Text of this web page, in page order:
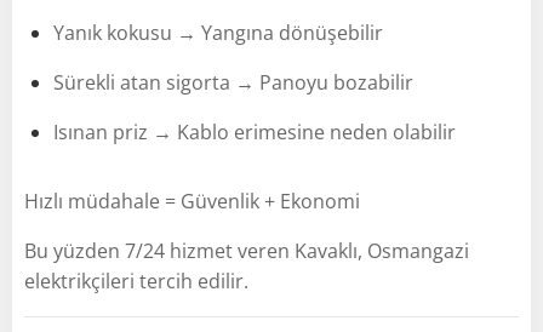
Yanık kokusu → Yangına dönüşebilir
Sürekli atan sigorta → Panoyu bozabilir
Isınan priz → Kablo erimesine neden olabilir
Hızlı müdahale = Güvenlik + Ekonomi
Bu yüzden 7/24 hizmet veren Kavaklı, Osmangazi
elektrikçileri tercih edilir.